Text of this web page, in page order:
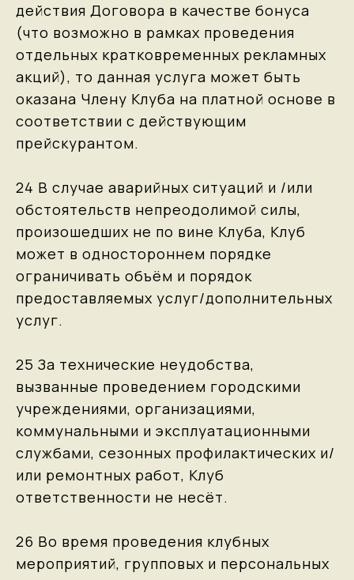
действия Договора в качестве бонуса
(что возможно в рамках проведения
отдельных кратковременных рекламных
акций), то данная услуга может быть
оказана Члену Клуба на платной основе в
соответствии с действующим
прейскурантом.
24 В случае аварийных ситуаций и /или
обстоятельств непреодолимой силы,
произошедших не по вине Клуба, Клуб
может в одностороннем порядке
ограничивать объём и порядок
предоставляемых услуг/дополнительных
услуг.
25 За технические неудобства,
вызванные проведением городскими
учреждениями, организациями,
коммунальными и эксплуатационными
службами, сезонных профилактических и/
или ремонтных работ, Клуб
ответственности не несёт.
26 Во время проведения клубных
мероприятий, групповых и персональных